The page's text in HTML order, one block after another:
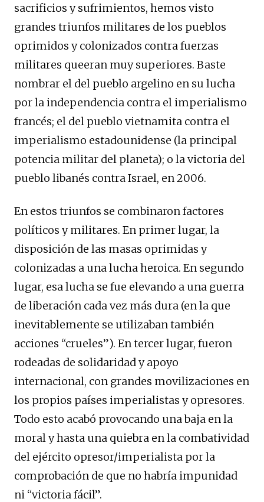
sacrificios y sufrimientos, hemos visto
grandes triunfos militares de los pueblos
oprimidos y colonizados contra fuerzas
militares queeran muy superiores. Baste
nombrar el del pueblo argelino en su lucha
por la independencia contra el imperialismo
francés; el del pueblo vietnamita contra el
imperialismo estadounidense (la principal
potencia militar del planeta); o la victoria del
pueblo libanés contra Israel, en 2006.
En estos triunfos se combinaron factores
políticos y militares. En primer lugar, la
disposición de las masas oprimidas y
colonizadas a una lucha heroica. En segundo
lugar, esa lucha se fue elevando a una guerra
de liberación cada vez más dura (en la que
inevitablemente se utilizaban también
acciones “crueles”). En tercer lugar, fueron
rodeadas de solidaridad y apoyo
internacional, con grandes movilizaciones en
los propios países imperialistas y opresores.
Todo esto acabó provocando una baja en la
moral y hasta una quiebra en la combatividad
del ejército opresor/imperialista por la
comprobación de que no habría impunidad
ni “victoria fácil”.